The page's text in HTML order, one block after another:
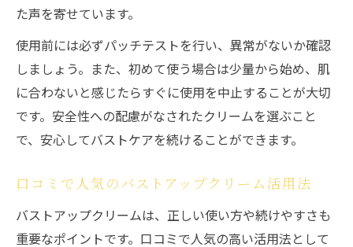
た声を寄せています。
使用前には必ずパッチテストを行い、異常がないか確認
しましょう。また、初めて使う場合は少量から始め、肌
に合わないと感じたらすぐに使用を中止することが大切
です。安全性への配慮がなされたクリームを選ぶこと
で、安心してバストケアを続けることができます。
口コミで人気のバストアップクリーム活用法
バストアップクリームは、正しい使い方や続けやすさも
重要なポイントです。口コミで人気の高い活用法として